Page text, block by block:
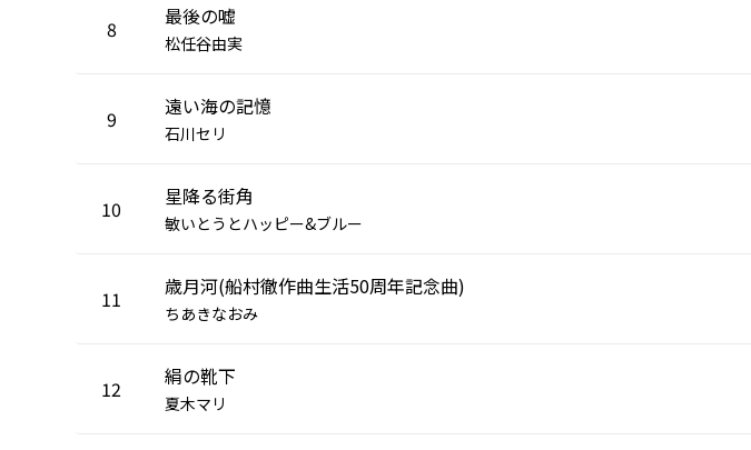
8 最後の嘘
松任谷由実
9 遠い海の記憶
石川セリ
10 星降る街角
敏いとうとハッピー&ブルー
11 歳月河(船村徹作曲生活50周年記念曲)
ちあきなおみ
12 絹の靴下
夏木マリ